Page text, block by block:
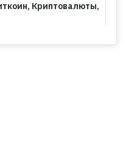
, Криптовалюты,